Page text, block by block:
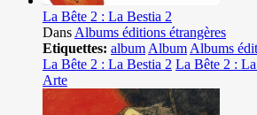
La Bête 2 : La Bestia 2
DansAlbums éditions étrangères
Etiquettes: albumAlbumAlbums
La Bête 2 : La Bestia 2 La Bête 2 :
Arte